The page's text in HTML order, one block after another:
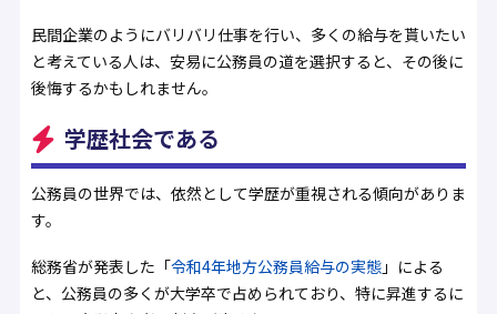
民間企業のようにバリバリ仕事を行い、多くの給与を貰いたい
と考えている人は、安易に公務員の道を選択すると、その後に
後悔するかもしれません。
学歴社会である
公務員の世界では、依然として学歴が重視される傾向がありま
す。
総務省が発表した「令和4年地方公務員給与の実態」による
と、公務員の多くが大学卒で占められており、特に昇進するに